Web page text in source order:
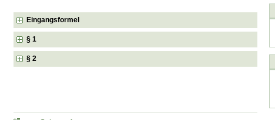
Eingangsformel
§ 1
§ 2